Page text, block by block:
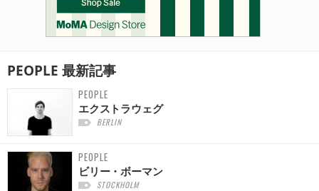
PEOPLE 最新記事
PEOPLE
エクストラウェグ
BERLIN
PEOPLE
ビリー・ボーマン
STOCKHOLM